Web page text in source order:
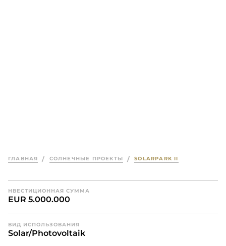
ГЛАВНАЯ / СОЛНЕЧНЫЕ ПРОЕКТЫ / SOLARPARK II
НВЕСТИЦИОННАЯ СУММА
EUR 5.000.000
ВИД ИСПОЛЬЗОВАНИЯ
Solar/Photovoltaik